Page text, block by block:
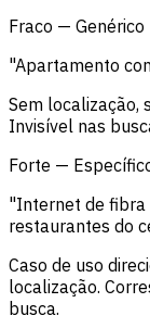
Fraco — Genérico
"Apartamento
Sem localização,
Invisível nas
Forte —
"Internet de fibra
restaurantes do
Caso de uso
localização.
busca.